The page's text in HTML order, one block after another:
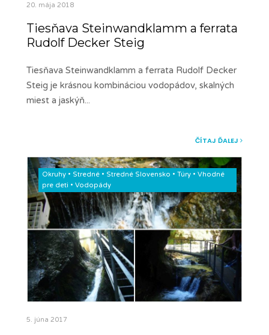
20. mája 2018
Tiesňava Steinwandklamm a ferrata
Rudolf Decker Steig
Tiesňava Steinwandklamm a ferrata Rudolf Decker
Steig je krásnou kombináciou vodopádov, skalných
miest a jaskýň...
ČÍTAJ ĎALEJ
Okruhy • Stredné • Stredné Slovensko • Túry • Vhodné
pre deti • Vodopády
5. júna 2017